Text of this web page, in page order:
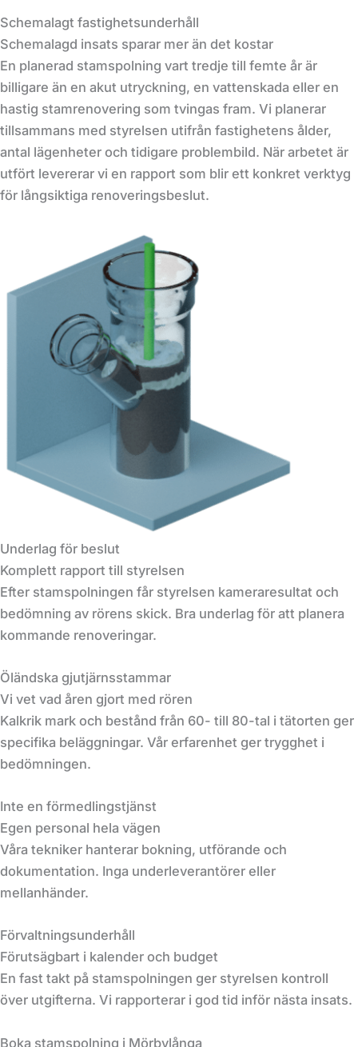
Schemalagt fastighetsunderhåll
Schemalagd insats sparar mer än det kostar
En planerad stamspolning vart tredje till femte år är
billigare än en akut utryckning, en vattenskada eller en
hastig stamrenovering som tvingas fram. Vi planerar
tillsammans med styrelsen utifrån fastighetens ålder,
antal lägenheter och tidigare problembild. När arbetet är
utfört levererar vi en rapport som blir ett konkret verktyg
för långsiktiga renoveringsbeslut.
Underlag för beslut
Komplett rapport till styrelsen
Efter stamspolningen får styrelsen kameraresultat och
bedömning av rörens skick. Bra underlag för att planera
kommande renoveringar.
Öländska gjutjärnsstammar
Vi vet vad åren gjort med rören
Kalkrik mark och bestånd från 60- till 80-tal i tätorten ger
specifika beläggningar. Vår erfarenhet ger trygghet i
bedömningen.
Inte en förmedlingstjänst
Egen personal hela vägen
Våra tekniker hanterar bokning, utförande och
dokumentation. Inga underleverantörer eller
mellanhänder.
Förvaltningsunderhåll
Förutsägbart i kalender och budget
En fast takt på stamspolningen ger styrelsen kontroll
över utgifterna. Vi rapporterar i god tid inför nästa insats.
Boka stamspolning i Mörbylånga